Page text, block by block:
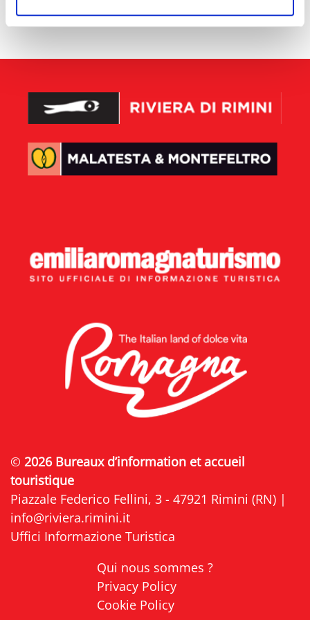
aucun résultat disponible
© 2026 Bureaux d’information et accueil
touristique
Piazzale Federico Fellini, 3 - 47921 Rimini (RN) |
info@riviera.rimini.it
Uffici Informazione Turistica
Qui nous sommes ?
Privacy Policy
Cookie Policy